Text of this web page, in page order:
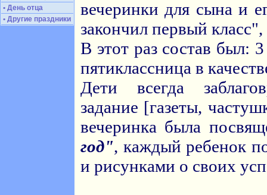
• День отца
• Другие праздники
вечеринки для сына и
закончил первый
В этот раз состав был:
пятиклассница в
Дети всегда
задание [газеты,
вечеринка была
год", каждый ребенок
и рисунками о своих